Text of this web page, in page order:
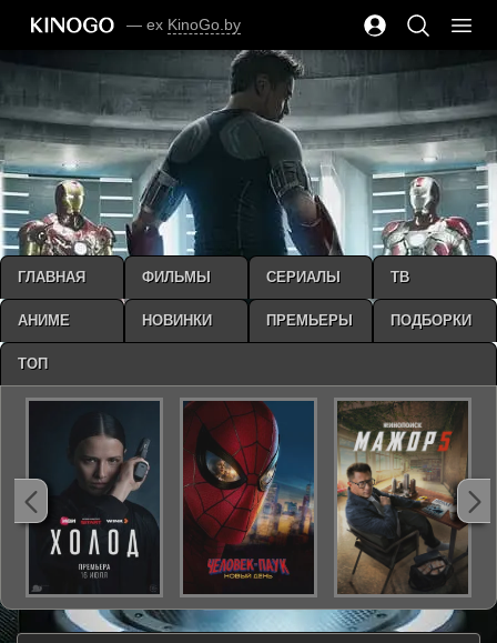
— ex KinoGo.by
ГЛАВНАЯ ФИЛЬМЫ СЕРИАЛЫ ТВ
АНИМЕ НОВИНКИ ПРЕМЬЕРЫ ПОДБОРКИ
ТОП